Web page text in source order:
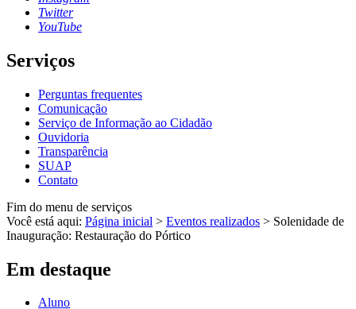
Twitter
YouTube
Serviços
Perguntas frequentes
Comunicação
Serviço de Informação ao Cidadão
Ouvidoria
Transparência
SUAP
Contato
Fim do menu de serviços
Você está aqui: Página inicial > Eventos realizados > Solenidade de
Inauguração: Restauração do Pórtico
Em destaque
Aluno